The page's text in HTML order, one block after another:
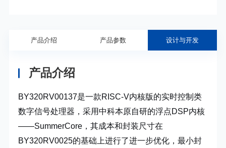
产品介绍 产品参数 设计与开发
产品介绍
BY320RV00137是一款RISC-V内核版的实时控制类
数字信号处理器，采用中科本原自研的浮点DSP内核
——SummerCore，其成本和封装尺寸在
BY320RV0025的基础上进行了进一步优化，最小封